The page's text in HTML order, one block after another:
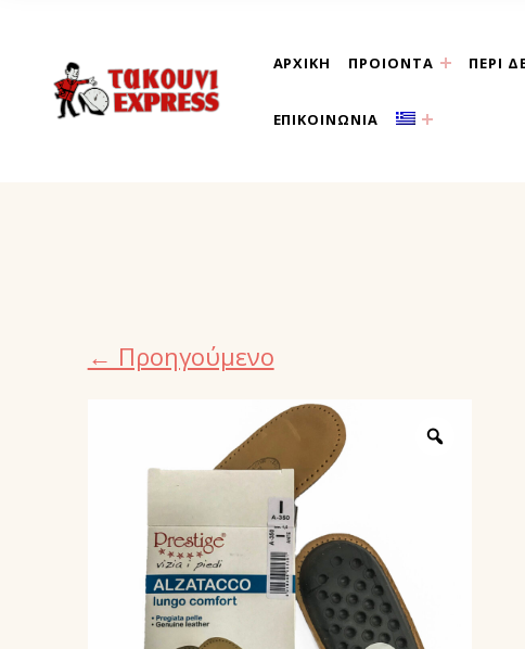
τακούνι εξπρές αθήνα-
ΑΡΧΙΚΗ ΠΡΟΙΟΝΤΑ ΠΕΡΙ
ΕΠΙΚΟΙΝΩΝΙΑ
← Προηγούμενο